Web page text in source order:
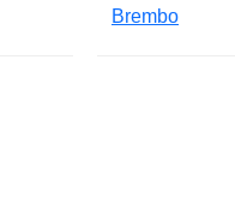
Brembo